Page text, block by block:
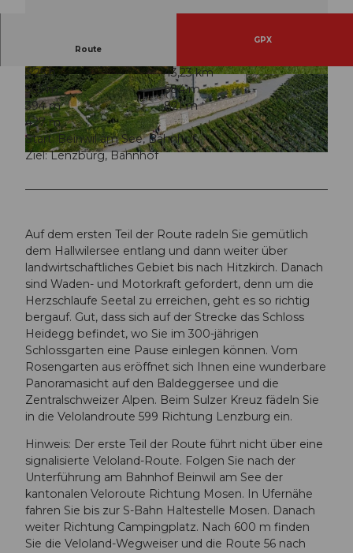
© Beat Brechbühl, Seetal Tourismus
© Seetal Tourismus, Christian Betschart © Seetal Tourismus, perretfoto.ch
Route
GPX
3:25 h
43,23 km
563 m
684 m
394 m
821 m
427 m
Start: Beinwil am See, Bahnhof
Ziel: Lenzburg, Bahnhof
Auf dem ersten Teil der Route radeln Sie gemütlich
dem Hallwilersee entlang und dann weiter über
landwirtschaftliches Gebiet bis nach Hitzkirch. Danach
sind Waden- und Motorkraft gefordert, denn um die
Herzschlaufe Seetal zu erreichen, geht es so richtig
bergauf. Gut, dass sich auf der Strecke das Schloss
Heidegg befindet, wo Sie im 300-jährigen
Schlossgarten eine Pause einlegen können. Vom
Rosengarten aus eröffnet sich Ihnen eine wunderbare
Panoramasicht auf den Baldeggersee und die
Zentralschweizer Alpen. Beim Sulzer Kreuz fädeln Sie
in die Velolandroute 599 Richtung Lenzburg ein.
Hinweis: Der erste Teil der Route führt nicht über eine
signalisierte Veloland-Route. Folgen Sie nach der
Unterführung am Bahnhof Beinwil am See der
kantonalen Veloroute Richtung Mosen. In Ufernähe
fahren Sie bis zur S-Bahn Haltestelle Mosen. Danach
weiter Richtung Campingplatz. Nach 600 m finden
Sie die Veloland-Wegweiser und die Route 56 nach